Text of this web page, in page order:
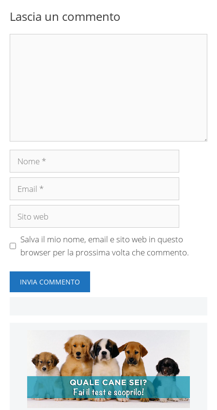
Lascia un commento
Nome
Email
Sito
Salva il mio nome, email e sito web in questo
browser per la prossima volta che commento.